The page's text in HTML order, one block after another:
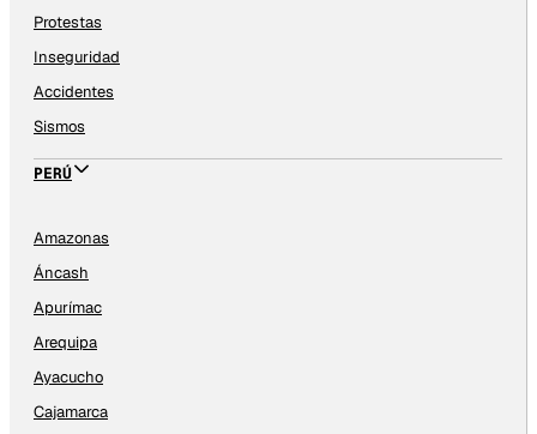
Protestas
Inseguridad
Accidentes
Sismos
PERÚ
Amazonas
Áncash
Apurímac
Arequipa
Ayacucho
Cajamarca